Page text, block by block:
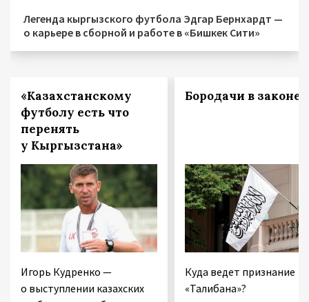
Легенда кыргызского футбола Эдгар Бернхардт —
о карьере в сборной и работе в «Бишкек Сити»
«Казахстанскому
футболу есть что
перенять
у Кыргызстана»
Игорь Кудренко —
о выступлении казахских
Бородачи в законе
Куда ведет признание
«Талибана»?